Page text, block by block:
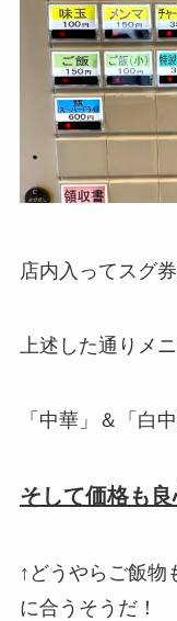
店内入ってスグ券
上述した通りメ
「中華」＆「白中
そして価格も良
↑どうやらご飯物
に合うそうだ！